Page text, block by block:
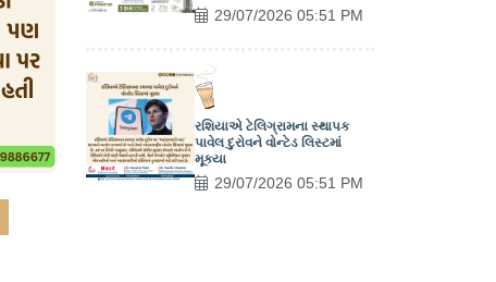
29/07/2026 05:51 PM
રશિયાએ ટેલિગ્રામના સ્થાપક
પાવેલ દુરોવને વોન્ટેડ લિસ્ટમાં
મૂક્યા
29/07/2026 05:51 PM